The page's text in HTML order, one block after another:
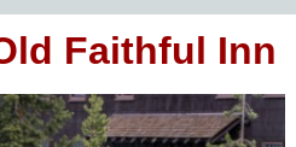
Faithful Inn